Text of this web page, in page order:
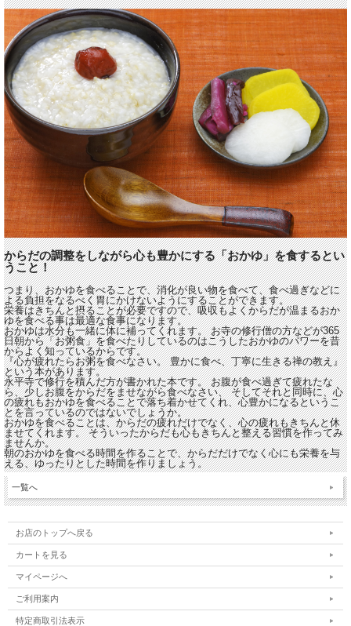
からだの調整をしながら心も豊かにする「おかゆ」を食するとい
うこと！
つまり、おかゆを食べることで、消化が良い物を食べて、食べ過ぎなどに
よる負担をなるべく胃にかけないようにすることができます。
栄養はきちんと摂ることが必要ですので、吸収もよくからだが温まるおか
ゆを食べる事は最適な食事になります。
おかゆは水分も一緒に体に補ってくれます。 お寺の修行僧の方などが365
日朝から「お粥食」を食べたりしているのはこうしたおかゆのパワーを昔
からよく知っているからです。
『心が疲れたらお粥を食べなさい。 豊かに食べ、丁寧に生きる禅の教え』
という本があります。
永平寺で修行を積んだ方が書かれた本です。 お腹が食べ過ぎて疲れたな
ら、少しお腹をからだをませながら食べなさい、 そしてそれと同時に、心
の疲れもおかゆを食べることで落ち着かせてくれ、心豊かになるというこ
とを言っているのではないでしょうか。
おかゆを食べることは、からだの疲れだけでなく、心の疲れもきちんと休
ませてくれます。 そういったからだも心もきちんと整える習慣を作ってみ
ませんか。
朝のおかゆを食べる時間を作ることで、からだだけでなく心にも栄養を与
える、ゆったりとした時間を作りましょう。
一覧へ
お店のトップへ戻る
カートを見る
マイページへ
ご利用案内
特定商取引法表示